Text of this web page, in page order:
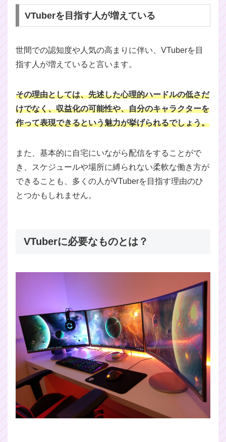
VTuberを目指す人が増えている
世間での認知度や人気の高まりに伴い、VTuberを目
指す人が増えていると言います。
その理由としては、先述した心理的ハードルの低さだ
けでなく、収益化の可能性や、自分のキャラクターを
作って表現できるという魅力が挙げられるでしょう。
また、基本的に自宅にいながら配信をすることがで
き、スケジュールや場所に縛られない柔軟な働き方が
できることも、多くの人がVTuberを目指す理由のひ
とつかもしれません。
VTuberに必要なものとは？